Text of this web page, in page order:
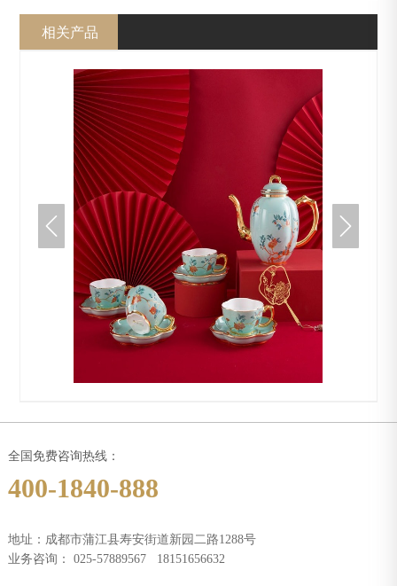
相关产品
 
全国免费咨询热线：
400-1840-888
地址：成都市蒲江县寿安街道新园二路1288号
业务咨询：
025-57889567 18151656632